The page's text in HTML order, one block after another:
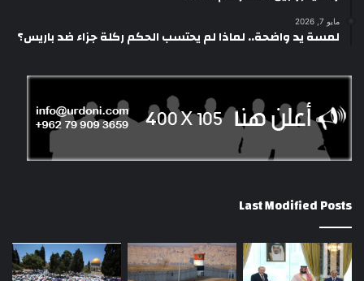
مايو 7, 2026
لمسة يد واضحة.. لماذا لم يحتسب الحكم ركلة جزاء ضد باريس؟
Last Modified Posts